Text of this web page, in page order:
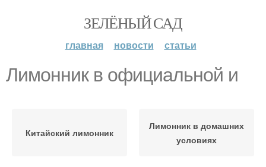
ЗЕЛЁНЫЙ САД
главная новости статьи
Лимонник в официальной и
Китайский лимонник
Лимонник в домашних
условиях